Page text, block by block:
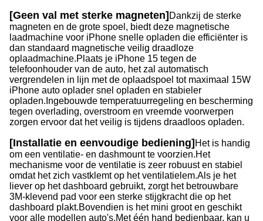
[Geen val met sterke magneten]Dankzij de sterke
magneten en de grote spoel, biedt deze magnetische
laadmachine voor iPhone snelle opladen die efficiënter is
dan standaard magnetische veilig draadloze
oplaadmachine.Plaats je iPhone 15 tegen de
telefoonhouder van de auto, het zal automatisch
vergrendelen in lijn met de oplaadspoel tot maximaal 15W
iPhone auto oplader snel opladen en stabieler
opladen. Ingebouwde temperatuurregeling en bescherming
tegen overlading, overstroom en vreemde voorwerpen
zorgen ervoor dat het veilig is tijdens draadloos opladen.
[Installatie en eenvoudige bediening]Het is handig
om een ventilatie- en dashmount te voorzien.Het
mechanisme voor de ventilatie is zeer robuust en stabiel
omdat het zich vastklemt op het ventilatielem.Als je het
liever op het dashboard gebruikt, zorgt het betrouwbare
3M-klevend pad voor een sterke stijgkracht die op het
dashboard plakt.Bovendien is het mini groot en geschikt
voor alle modellen auto's.Met één hand bedienbaar, kan u